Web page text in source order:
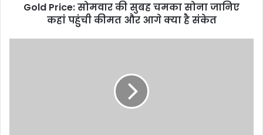
Gold Price: सोमवार की सुबह चमका सोना जानिए
कहां पहुंची कीमत और आगे क्या है संकेत